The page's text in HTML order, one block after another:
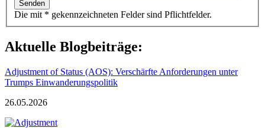
Die mit * gekennzeichneten Felder sind Pflichtfelder.
Aktuelle Blogbeiträge:
Adjustment of Status (AOS): Verschärfte Anforderungen unter
Trumps Einwanderungspolitik
26.05.2026